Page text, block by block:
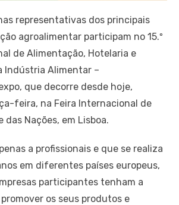
representativas dos principais
agroalimentar participam no 15.º
de Alimentação, Hotelaria e
Indústria Alimentar –
que decorre desde hoje,
feira, na Feira Internacional de
das Nações, em Lisboa.
a profissionais e que se realiza
em diferentes países europeus,
participantes tenham a
os seus produtos e